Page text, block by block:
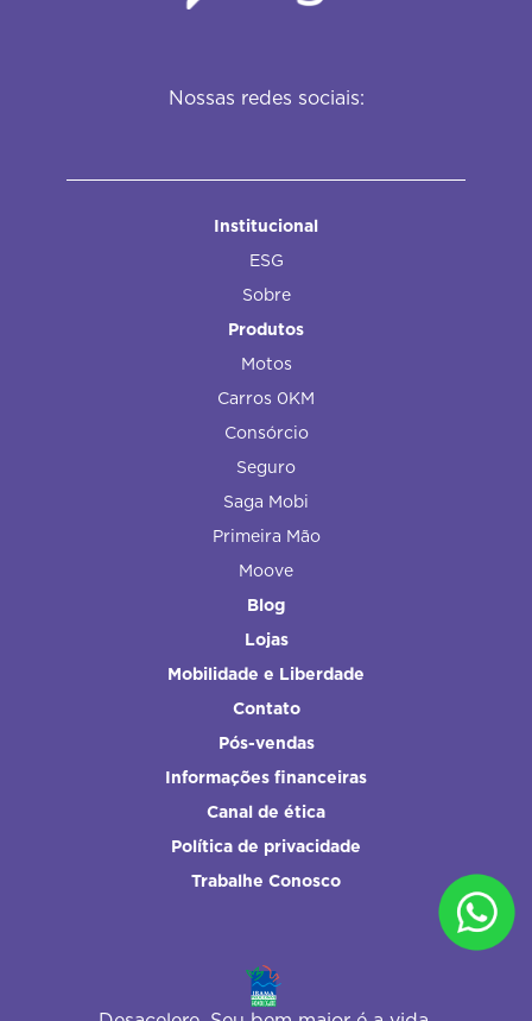
Nossas redes sociais:
Institucional
ESG
Sobre
Produtos
Motos
Carros 0KM
Consórcio
Seguro
Saga Mobi
Primeira Mão
Moove
Blog
Lojas
Mobilidade e Liberdade
Contato
Pós-vendas
Informações financeiras
Canal de ética
Política de privacidade
Trabalhe Conosco